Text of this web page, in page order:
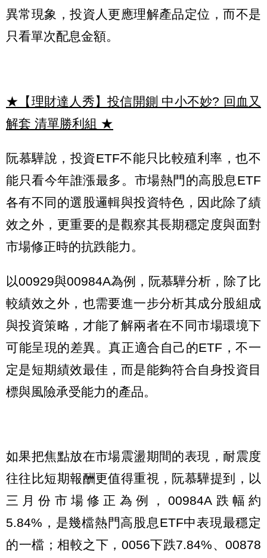
異常現象，投資人更應理解產品定位，而不是
只看單次配息金額。
★【理財達人秀】投信開鍘 中小不妙? 回血又
解套 清單勝利組 ★
阮慕驊說，投資ETF不能只比較殖利率，也不
能只看今年誰漲最多。市場熱門的高股息ETF
各有不同的選股邏輯與投資特色，因此除了績
效之外，更重要的是觀察其長期穩定度與面對
市場修正時的抗跌能力。
以00929與00984A為例，阮慕驊分析，除了比
較績效之外，也需要進一步分析其成分股組成
與投資策略，才能了解兩者在不同市場環境下
可能呈現的差異。真正適合自己的ETF，不一
定是短期績效最佳，而是能夠符合自身投資目
標與風險承受能力的產品。
如果把焦點放在市場震盪期間的表現，耐震度
往往比短期報酬更值得重視，阮慕驊提到，以
三月份市場修正為例，00984A跌幅約
5.84%，是幾檔熱門高股息ETF中表現最穩定
的一檔；相較之下，0056下跌7.84%、00878